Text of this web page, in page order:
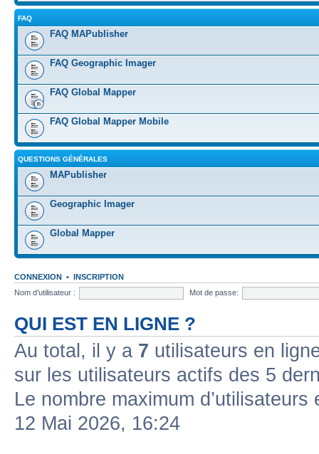
FAQ
FAQ MAPublisher
FAQ Geographic Imager
FAQ Global Mapper
FAQ Global Mapper Mobile
QUESTIONS GÉNÉRALES
MAPublisher
Geographic Imager
Global Mapper
CONNEXION • INSCRIPTION
Nom d’utilisateur :
Mot de passe:
QUI EST EN LIGNE ?
Au total, il y a 7 utilisateurs en
sur les utilisateurs actifs des 5
Le nombre maximum
12 Mai 2026, 16:24